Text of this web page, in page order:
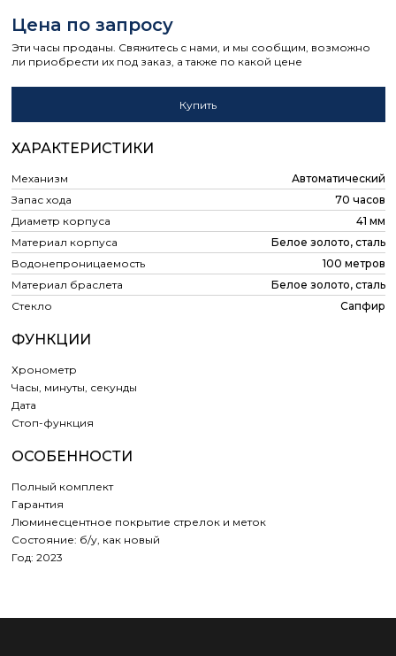
Цена по запросу
Эти часы проданы. Свяжитесь с нами, и мы сообщим, возможно
ли приобрести их под заказ, а также по какой цене
Купить
ХАРАКТЕРИСТИКИ
Механизм
Автоматический
Запас хода
70 часов
Диаметр корпуса
41 мм
Материал корпуса
Белое золото, сталь
Водонепроницаемость
100 метров
Материал браслета
Белое золото, сталь
Стекло
Сапфир
ФУНКЦИИ
Хронометр
Часы, минуты, секунды
Дата
Cтоп-функция
ОСОБЕННОСТИ
Полный комплект
Гарантия
Люминесцентное покрытие стрелок и меток
Состояние: б/у, как новый
Год: 2023